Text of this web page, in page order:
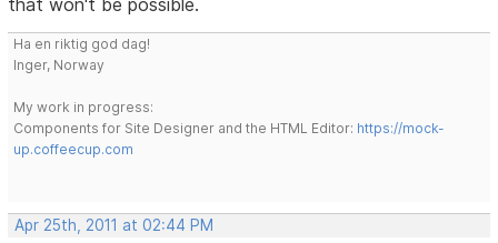
that won't be possible.
Ha en riktig god dag!
Inger, Norway
My work in progress:
Components for Site Designer and the HTML Editor: https://mock-
up.coffeecup.com
Apr 25th, 2011 at 02:44 PM